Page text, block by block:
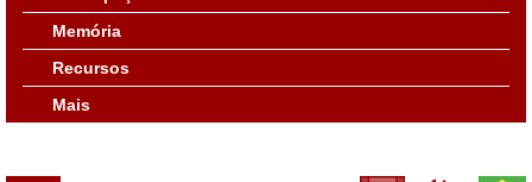
Memória
Recursos
Mais